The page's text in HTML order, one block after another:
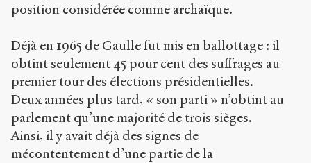
position considérée comme archaïque.
Déjà en 1965 de Gaulle fut mis en ballottage : il
obtint seulement 45 pour cent des suffrages au
premier tour des élections présidentielles.
Deux années plus tard, « son parti » n’obtint au
parlement qu’une majorité de trois sièges.
Ainsi, il y avait déjà des signes de
mécontentement d’une partie de la